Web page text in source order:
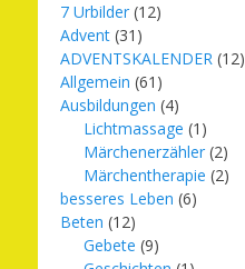
7 Urbilder (12)
Advent (31)
ADVENTSKALENDER (12)
Allgemein (61)
Ausbildungen (4)
Lichtmassage (1)
Märchenerzähler (2)
Märchentherapie (2)
besseres Leben (6)
Beten (12)
Gebete (9)